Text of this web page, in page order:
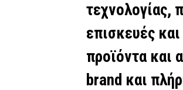
τεχνολογίας,
επισκευές
προϊόντα και
brand και